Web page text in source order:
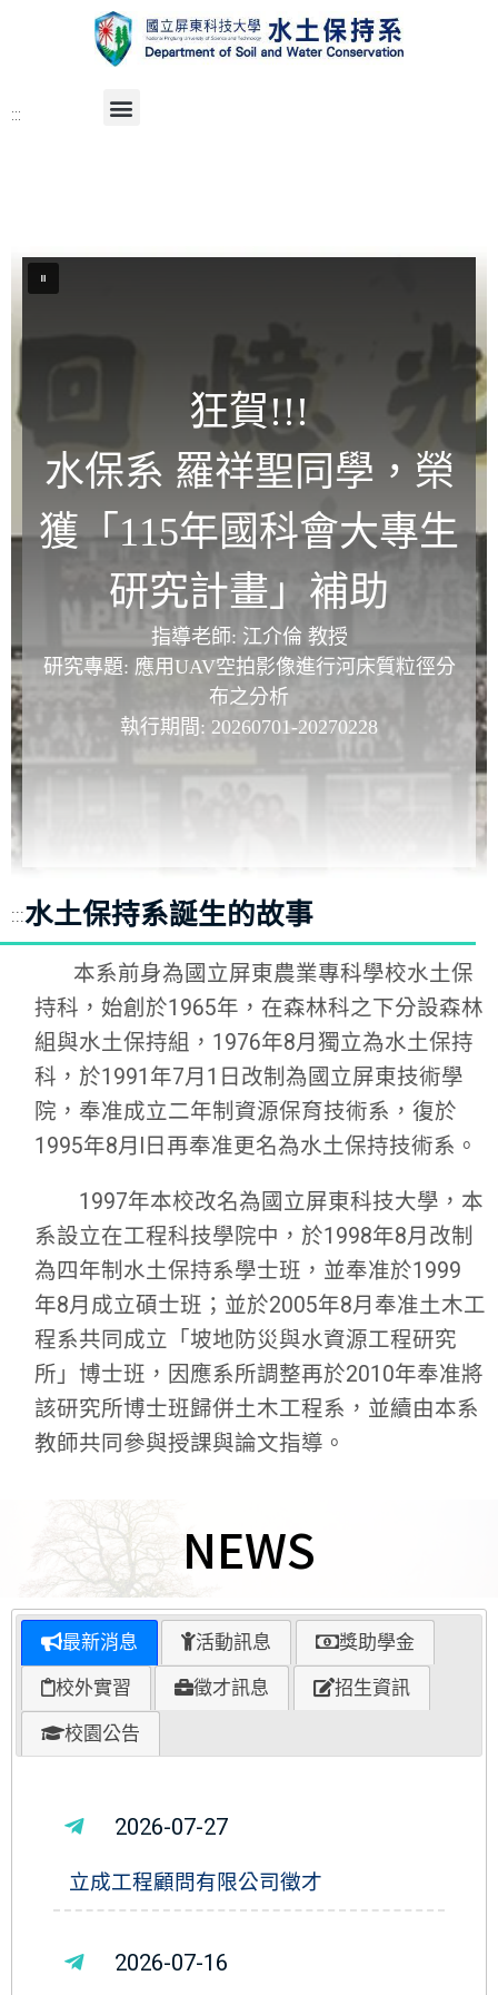
:::
狂賀!!!
水保系 羅祥聖同學，榮
獲「115年國科會大專生
研究計畫」補助
指導老師: 江介倫 教授
研究專題: 應用UAV空拍影像進行河床質粒徑分
布之分析
執行期間: 20260701-20270228
:::水土保持系誕生的故事
本系前身為國立屏東農業專科學校水土保
持科，始創於1965年，在森林科之下分設森林
組與水土保持組，1976年8月獨立為水土保持
科，於1991年7月1日改制為國立屏東技術學
院，奉准成立二年制資源保育技術系，復於
1995年8月l日再奉准更名為水土保持技術系。
1997年本校改名為國立屏東科技大學，本
系設立在工程科技學院中，於1998年8月改制
為四年制水土保持系學士班，並奉准於1999
年8月成立碩士班；並於2005年8月奉准土木工
程系共同成立「坡地防災與水資源工程研究
所」博士班，因應系所調整再於2010年奉准將
該研究所博士班歸併土木工程系，並續由本系
教師共同參與授課與論文指導。
NEWS
最新消息 活動訊息 獎助學金
校外實習 徵才訊息 招生資訊
校園公告
2026-07-27
立成工程顧問有限公司徵才
2026-07-16